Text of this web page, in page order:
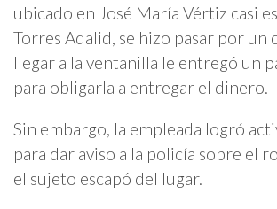
ubicado en José María Vértiz casi
Torres Adalid, se hizo pasar por un
llegar a la ventanilla le entregó un
para obligarla a entregar el dinero.
Sin embargo, la empleada logró
para dar aviso a la policía sobre el
el sujeto escapó del lugar.